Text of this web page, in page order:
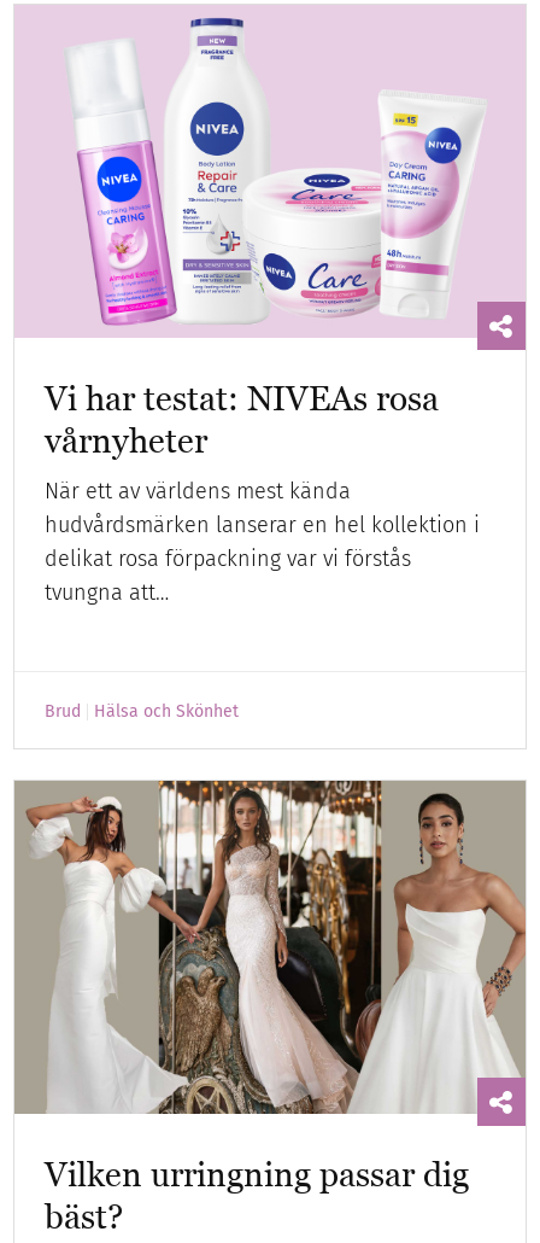
Vi har testat: NIVEAs rosa
vårnyheter
När ett av världens mest kända
hudvårdsmärken lanserar en hel kollektion i
delikat rosa förpackning var vi förstås
tvungna att…
Brud Hälsa och Skönhet
Vilken urringning passar dig
bäst?